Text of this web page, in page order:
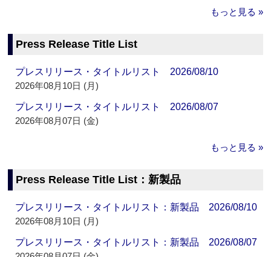
もっと見る »
Press Release Title List
プレスリリース・タイトルリスト 2026/08/10
2026年08月10日 (月)
プレスリリース・タイトルリスト 2026/08/07
2026年08月07日 (金)
もっと見る »
Press Release Title List：新製品
プレスリリース・タイトルリスト：新製品 2026/08/10
2026年08月10日 (月)
プレスリリース・タイトルリスト：新製品 2026/08/07